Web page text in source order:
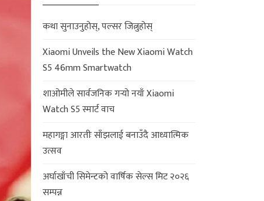
कथा सुनाउनुहोस्, पल्सर जित्नुहोस्
Xiaomi Unveils the New Xiaomi Watch
S5 46mm Smartwatch
शाओमीले सार्वजनिक गर्‍यो नयाँ Xiaomi
Watch S5 स्मार्ट वाच
महागङ्गा आरतीः साँझलाई बनाउँदै आध्यात्मिक
उत्सव
अर्घाखाँची सिमेन्टको वार्षिक सेल्स मिट २०२६
सम्पन्न